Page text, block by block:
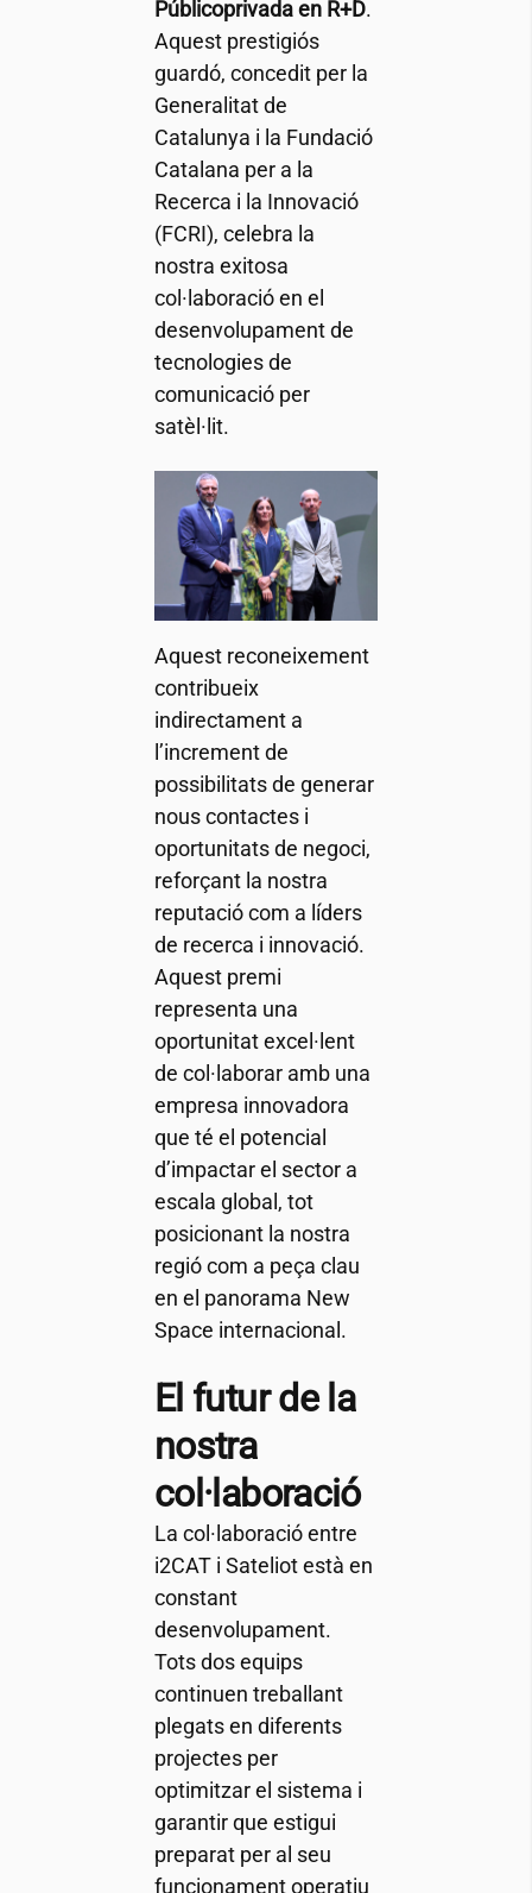
Públicoprivada en R+D.
Aquest prestigiós
guardó, concedit per la
Generalitat de
Catalunya i la Fundació
Catalana per a la
Recerca i la Innovació
(FCRI), celebra la
nostra exitosa
col·laboració en el
desenvolupament de
tecnologies de
comunicació per
satèl·lit.
Aquest reconeixement
contribueix
indirectament a
l’increment de
possibilitats de generar
nous contactes i
oportunitats de negoci,
reforçant la nostra
reputació com a líders
de recerca i innovació.
Aquest premi
representa una
oportunitat excel·lent
de col·laborar amb una
empresa innovadora
que té el potencial
d’impactar el sector a
escala global, tot
posicionant la nostra
regió com a peça clau
en el panorama New
Space internacional.
El futur de la
nostra
col·laboració
La col·laboració entre
i2CATi Sateliot està en
constant
desenvolupament.
Tots dos equips
continuen treballant
plegats en diferents
projectes per
optimitzar el sistema i
garantir que estigui
preparat per al seu
funcionament operatiu